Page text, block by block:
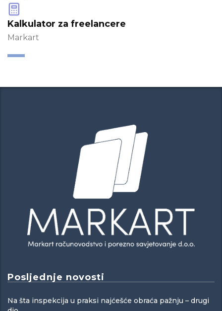
Kalkulator za freelancere
Markart
Posljednje novosti
Na šta inspekcija u praksi najćešće obraća pažnju – drugi